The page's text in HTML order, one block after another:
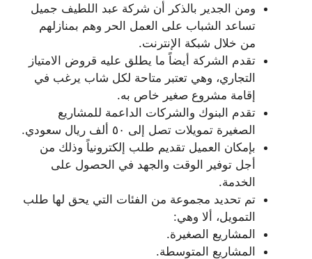
ومن الجدير بالذكر أن شركة عبد اللطيف جميل
تساعد الشباب على العمل الحر وهم بمنازلهم
من خلال شبكة الإنترنت.
تقدم الشركة أيضاً ما يطلق عليه قروض الامتياز
التجاري، وهي تعتبر متاحة لكل شاب يرغب في
إقامة مشروع صغير خاص به.
تقدم البنوك والشركات الداعمة للمشاريع
الصغيرة تمويلات تصل إلى ٥٠ ألف ريال سعودي.
بإمكان العميل تقديم طلب إلكترونياً وذلك من
أجل توفير الوقت والجهد في الحصول على
الخدمة.
تم تحديد مجموعة من الفئات التي يحق لها طلب
التمويل، ألا وهي:
المشاريع الصغيرة.
المشاريع المتوسطة.